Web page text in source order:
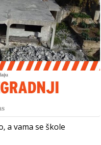
a vama se škole